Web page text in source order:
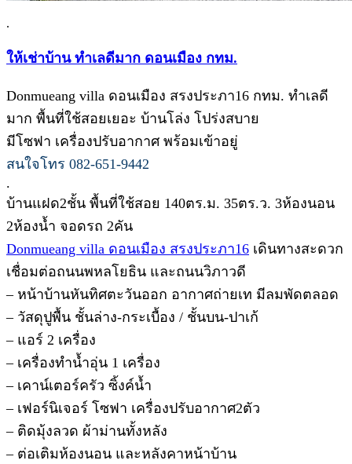
.
ให้เช่าบ้าน ทำเลดีมาก ดอนเมือง กทม.
Donmueang villa ดอนเมือง สรงประภา16 กทม. ทำเลดี
มาก พื้นที่ใช้สอยเยอะ บ้านโล่ง โปร่งสบาย
มีโซฟา เครื่องปรับอากาศ พร้อมเข้าอยู่
สนใจโทร 082-651-9442
.
บ้านแฝด2ชั้น พื้นที่ใช้สอย 140ตร.ม. 35ตร.ว. 3ห้องนอน
2ห้องน้ำ จอดรถ 2คัน
Donmueang villa ดอนเมือง สรงประภา16 เดินทางสะดวก
เชื่อมต่อถนนพหลโยธิน และถนนวิภาวดี
– หน้าบ้านหันทิศตะวันออก อากาศถ่ายเท มีลมพัดตลอด
– วัสดุปูพื้น ชั้นล่าง-กระเบื้อง / ชั้นบน-ปาเก้
– แอร์ 2 เครื่อง
– เครื่องทำน้ำอุ่น 1 เครื่อง
– เคาน์เตอร์ครัว ซิ้งค์น้ำ
– เฟอร์นิเจอร์ โซฟา เครื่องปรับอากาศ2ตัว
– ติดมุ้งลวด ผ้าม่านทั้งหลัง
– ต่อเติมห้องนอน และหลังคาหน้าบ้าน